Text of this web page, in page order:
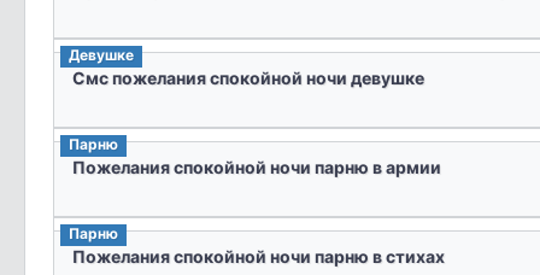
Девушке
Смс пожелания спокойной ночи девушке
Парню
Пожелания спокойной ночи парню в армии
Парню
Пожелания спокойной ночи парню в стихах